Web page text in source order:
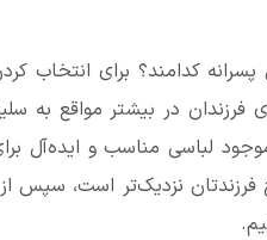
کدامند؟ برای انتخاب
در بیشتر مواقع به
لباسی مناسب و ایده‌آل
نزدیک‌تر است، سپس